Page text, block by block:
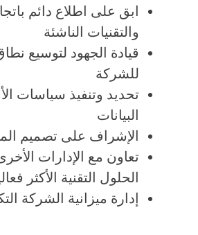
ابق على اطلاع دائم
والتقنيات الناشئة
قيادة الجهود لتوسيع نطاق
للشركة
تحديد وتنفيذ سياسات
البيانات
الإشراف على تصميم
تعاون مع الإدارات
الحلول التقنية الأكثر
إدارة ميزانية الشركة